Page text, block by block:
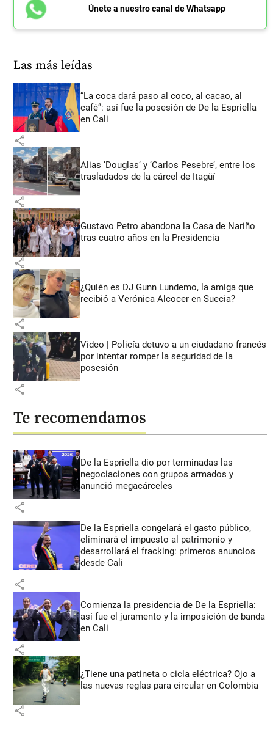
Únete a nuestro canal de Whatsapp
Las más leídas
“La coca dará paso al coco, al cacao, al
café”: así fue la posesión de De la Espriella
en Cali
share
Alias ‘Douglas’ y ‘Carlos Pesebre’, entre los
trasladados de la cárcel de Itagüí
share
Gustavo Petro abandona la Casa de Nariño
tras cuatro años en la Presidencia
share
¿Quién es DJ Gunn Lundemo, la amiga que
recibió a Verónica Alcocer en Suecia?
share
Video | Policía detuvo a un ciudadano francés
por intentar romper la seguridad de la
posesión
share
Te recomendamos
De la Espriella dio por terminadas las
negociaciones con grupos armados y
anunció megacárceles
share
De la Espriella congelará el gasto público,
eliminará el impuesto al patrimonio y
desarrollará el fracking: primeros anuncios
desde Cali
share
Comienza la presidencia de De la Espriella:
así fue el juramento y la imposición de banda
en Cali
share
¿Tiene una patineta o cicla eléctrica? Ojo a
las nuevas reglas para circular en Colombia
share